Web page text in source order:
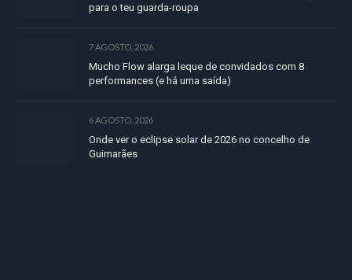
para o teu guarda-roupa
7 AGOSTO, 2026
Mucho Flow alarga leque de convidados com 8
performances (e há uma saída)
6 AGOSTO, 2026
Onde ver o eclipse solar de 2026 no concelho de
Guimarães